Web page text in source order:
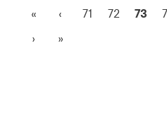
« ‹ 71 72 73
›
»